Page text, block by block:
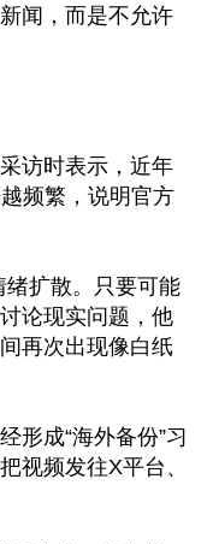
闻，而是不允许
访时表示，近年
频繁，说明官方
绪扩散。只要可能
论现实问题，他
再次出现像白纸
形成“海外备份”习
视频发往X平台、